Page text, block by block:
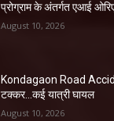
प्रोग्राम के अंतर्गत एआई
August 10, 2026
Kondagaon Road
टक्कर…कई यात्री घायल
August 10, 2026